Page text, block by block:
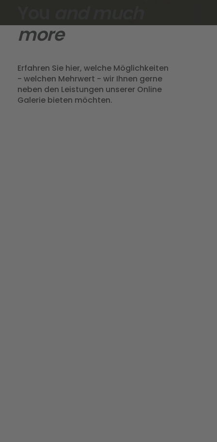
more
Erfahren Sie hier, welche Möglichkeiten
- welchen Mehrwert - wir Ihnen gerne
neben den Leistungen unserer Online
Galerie bieten möchten.